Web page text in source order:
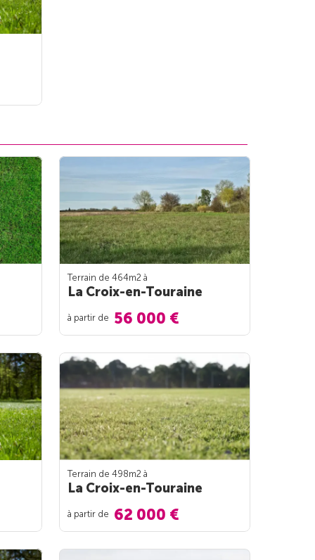
Terrain de 464m2 à
La Croix-en-Touraine
à partir de 56 000 €
Terrain de 498m2 à
La Croix-en-Touraine
à partir de 62 000 €